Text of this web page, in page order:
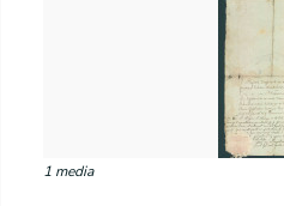
1 media